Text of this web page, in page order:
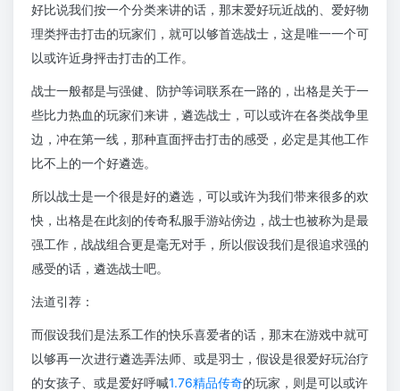
好比说我们按一个分类来讲的话，那末爱好玩近战的、爱好物
理类抨击打击的玩家们，就可以够首选战士，这是唯一一个可
以或许近身抨击打击的工作。
战士一般都是与强健、防护等词联系在一路的，出格是关于一
些比力热血的玩家们来讲，遴选战士，可以或许在各类战争里
边，冲在第一线，那种直面抨击打击的感受，必定是其他工作
比不上的一个好遴选。
所以战士是一个很是好的遴选，可以或许为我们带来很多的欢
快，出格是在此刻的传奇私服手游站傍边，战士也被称为是最
强工作，战战组合更是毫无对手，所以假设我们是很追求强的
感受的话，遴选战士吧。
法道引荐：
而假设我们是法系工作的快乐喜爱者的话，那末在游戏中就可
以够再一次进行遴选弄法师、或是羽士，假设是很爱好玩治疗
的女孩子、或是爱好呼喊1.76精品传奇的玩家，则是可以或许